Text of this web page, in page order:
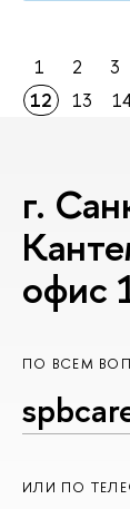
1 2 3
12
13
г.
офис
ПО ВСЕМ
ИЛИ ПО